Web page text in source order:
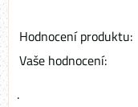
Hodnocení produktu:
Vaše hodnocení:
.